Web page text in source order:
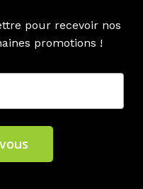
pour recevoir nos
promotions !